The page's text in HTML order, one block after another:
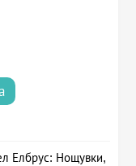
Елбрус: Нощувки,